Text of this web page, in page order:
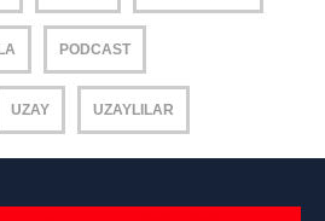
PODCAST
UZAY UZAYLILAR